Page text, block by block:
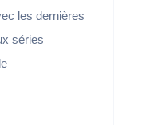
les dernières
séries